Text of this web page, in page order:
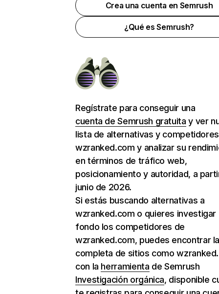
Crea una cuenta en Semrush
¿Qué es Semrush?
Regístrate para conseguir una
cuenta de Semrush gratuita y ver
lista de alternativas y
wzranked.com y analizar su
en términos de tráfico web,
posicionamiento y autoridad, a
junio de 2026.
Si estás buscando alternativas a
wzranked.com o quieres investigar
fondo los competidores de
wzranked.com, puedes encontrar
completa de sitios como
con la herramienta de Semrush
Investigación orgánica, disponible